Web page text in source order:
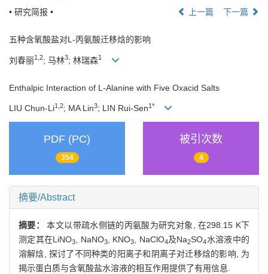
• 研究简报 •
上一篇 下一篇
五种含氧酸盐对L-丙氨酸迁移焓的影响
刘春丽1,2; 马林3; 林瑞森1
Enthalpic Interaction of L-Alanine with Five Oxacid Salts
LIU Chun-Li1,2; MA Lin3; LIN Rui-Sen1*
PDF (PC)
354
被引次数
4
摘要/Abstract
摘要：本文以带疏水侧链的丙氨酸为研究对象, 在298.15 K下
测定其在LiNO3, NaNO3, KNO3, NaClO4及Na2SO4水溶液中的
溶解焓, 探讨了不同种类的阳离子和阴离子对迁移焓的影响, 为
揭示蛋白质与含氧酸盐水溶液的相互作用提供了有用信息.